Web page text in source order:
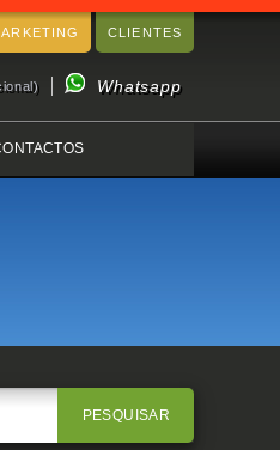
CLIENTES
Whatsapp
PESQUISAR